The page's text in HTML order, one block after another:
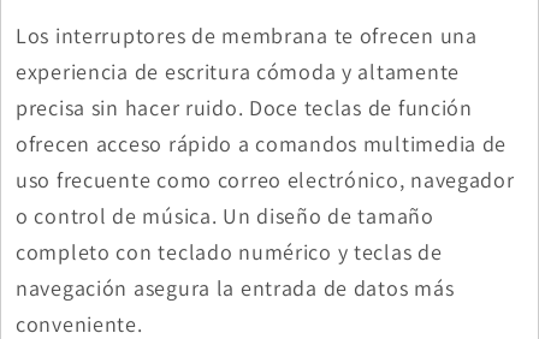
Los interruptores de membrana te ofrecen una
experiencia de escritura cómoda y altamente
precisa sin hacer ruido. Doce teclas de función
ofrecen acceso rápido a comandos multimedia de
uso frecuente como correo electrónico, navegador
o control de música. Un diseño de tamaño
completo con teclado numérico y teclas de
navegación asegura la entrada de datos más
conveniente.